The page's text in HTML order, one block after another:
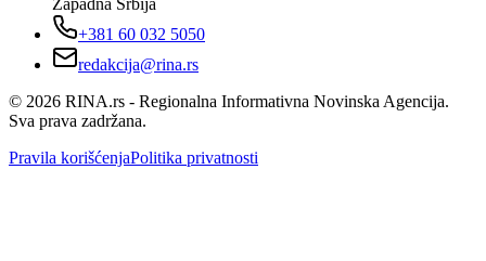
+381 60 032 5050
redakcija@rina.rs
© 2026 RINA.rs - Regionalna Informativna Novinska Agencija.
Sva prava zadržana.
Pravila korišćenjaPolitika privatnosti